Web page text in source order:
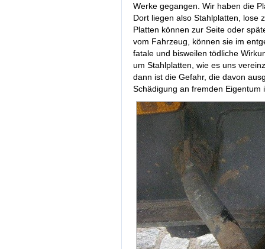
Werke gegangen. Wir haben die
Dort liegen also Stahlplatten, lose
Platten können zur Seite oder
vom Fahrzeug, können sie im
fatale und bisweilen tödliche
um Stahlplatten, wie es uns
dann ist die Gefahr, die davon
Schädigung an fremden Eigentum